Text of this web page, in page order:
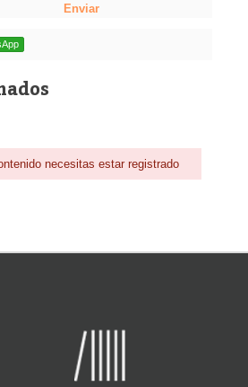
Enviar
necesitas estar registrado